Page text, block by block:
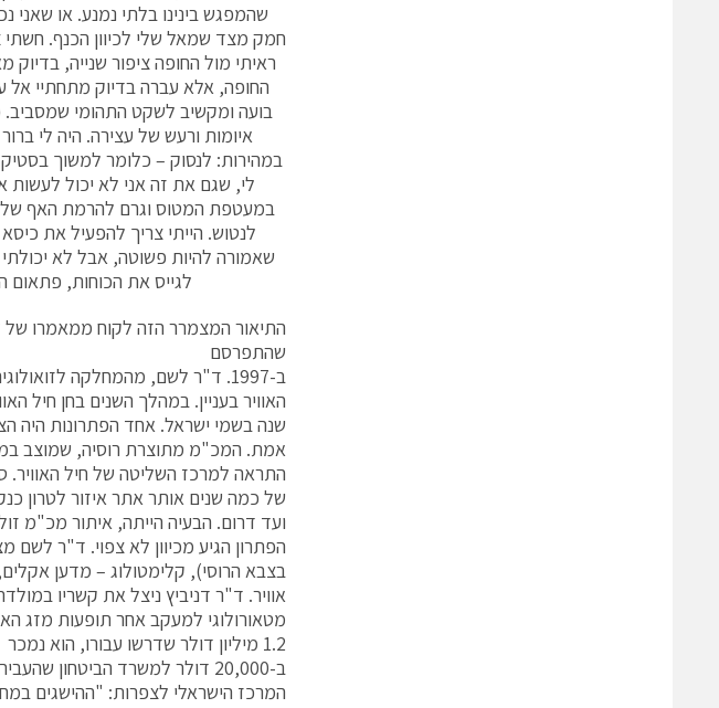
שהמפגש בינינו בלתי נמנע. או שאני
חמק מצד שמאל שלי לכיוון הכנף.
ראיתי מול החופה ציפור שנייה,
החופה, אלא עברה בדיוק מתחתיי אל
בועה ומקשיב לשקט התהומי שמסביב.
איומות ורעש של עצירה. היה לי
במהירות: לנסוק – כלומר למשוך
לי, שגם את זה אני לא יכול
במעטפת המטוס וגרם להרמת האף
לנטוש. הייתי צריך להפעיל את
שאמורה להיות פשוטה, אבל לא
לגייס את הכוחות, פתאום
התיאור המצמרר הזה לקוח ממאמרו של
שהתפרסם
ב-1997. ד"ר לשם, מהמחלקה
האוויר בעניין. במהלך השנים בחן חיל
שנה בשמי ישראל. אחד הפתרונות היה
אמת. המכ"מ מתוצרת רוסיה, שמוצב
של כמה שנים אותר אתר איזור לטרון
ועד דרום. הבעיה הייתה, איתור מכ"מ
הפתרון הגיע מכיוון לא צפוי. ד"ר
מטאורולוגי למעקב אחר תופעות מזג
1.2 מיליון דולר שדרשו עבורו, הוא נמכר
ב-20,000 דולר למשרד הביטחון
המרכז הישראלי לצפרות: "ההישגים